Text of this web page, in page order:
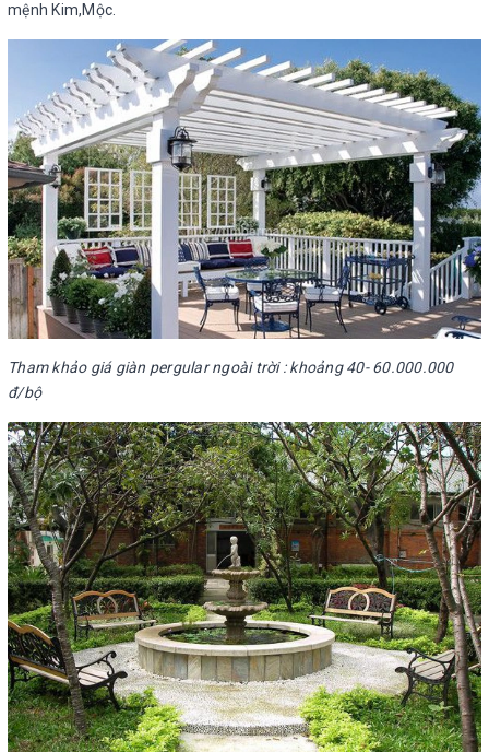
mệnh Kim,Mộc.
Tham khảo giá giàn pergular ngoài trời : khoảng 40- 60.000.000
đ/bộ